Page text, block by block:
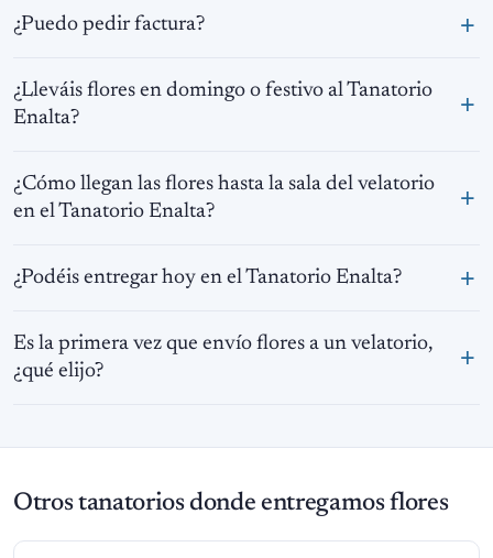
¿Puedo pedir factura?
¿Lleváis flores en domingo o festivo al Tanatorio
Enalta?
¿Cómo llegan las flores hasta la sala del velatorio
en el Tanatorio Enalta?
¿Podéis entregar hoy en el Tanatorio Enalta?
Es la primera vez que envío flores a un velatorio,
¿qué elijo?
Otros tanatorios donde entregamos flores